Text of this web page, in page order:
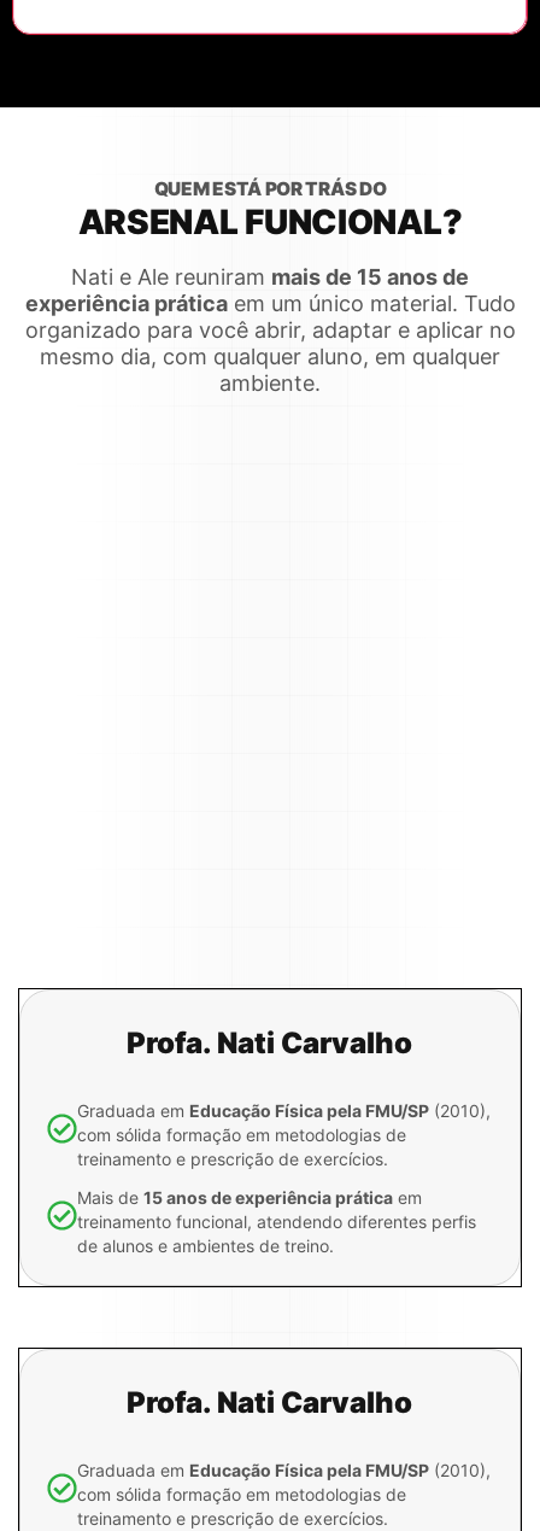
QUEM ESTÁ POR TRÁS DO
ARSENAL FUNCIONAL?
Nati e Ale reuniram mais de 15 anos de
experiência práticaem um único material. Tudo
organizado para você abrir, adaptar e aplicar no
mesmo dia, com qualquer aluno, em qualquer
ambiente.
Profa. Nati Carvalho
Graduada em Educação Física pela FMU/SP (2010),
com sólida formação em metodologias de
treinamento e prescrição de exercícios.
Mais de 15 anos de experiência prática em
treinamento funcional, atendendo diferentes perfis
de alunos e ambientes de treino.
Profa. Nati Carvalho
Graduada em Educação Física pela FMU/SP (2010),
com sólida formação em metodologias de
treinamento e prescrição de exercícios.